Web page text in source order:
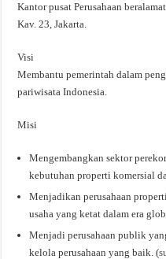
Kantor pusat Perusahaan
Kav. 23, Jakarta.
Visi
Membantu pemerintah dalam
pariwisata Indonesia.
Misi
Mengembangkan sektor
kebutuhan properti komersial
Menjadikan perusahaan
usaha yang ketat dalam era
Menjadi perusahaan publik
kelola perusahaan yang baik. (